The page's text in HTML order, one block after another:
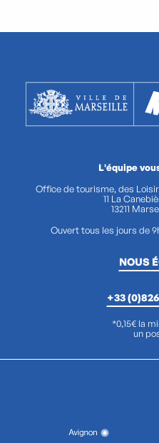
L'équipe
Office de tourisme, des
11 La
13211
Ouvert tous les jours de
NOUS
+33
*0,15€ la
un